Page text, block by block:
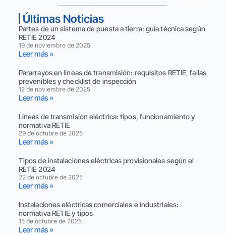
Últimas Noticias
Partes de un sistema de puesta a tierra: guía técnica según
RETIE 2024
19 de noviembre de 2025
Leer más »
Pararrayos en líneas de transmisión: requisitos RETIE, fallas
prevenibles y checklist de inspección
12 de noviembre de 2025
Leer más »
Líneas de transmisión eléctrica: tipos, funcionamiento y
normativa RETIE
29 de octubre de 2025
Leer más »
Tipos de instalaciones eléctricas provisionales según el
RETIE 2024
22 de octubre de 2025
Leer más »
Instalaciones eléctricas comerciales e industriales:
normativa RETIE y tipos
15 de octubre de 2025
Leer más »